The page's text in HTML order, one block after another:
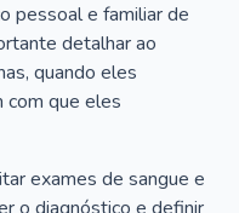
pessoal e familiar de
detalhar ao
quando eles
com que eles
exames de sangue e